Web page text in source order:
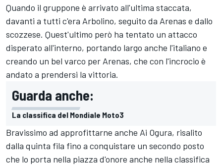
Quando il gruppone è arrivato all'ultima staccata,
davanti a tutti c'era Arbolino, seguito da Arenas e dallo
scozzese. Quest'ultimo però ha tentato un attacco
disperato all'interno, portando largo anche l'italiano e
creando un bel varco per Arenas, che con l'incrocio è
andato a prendersi la vittoria.
Guarda anche:
La classifica del Mondiale Moto3
Bravissimo ad approfittarne anche Ai Ogura, risalito
dalla quinta fila fino a conquistare un secondo posto
che lo porta nella piazza d'onore anche nella classifica